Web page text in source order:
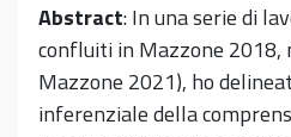
Abstract: In una serie di
confluiti in Mazzone 2018,
Mazzone 2021), ho
inferenziale della